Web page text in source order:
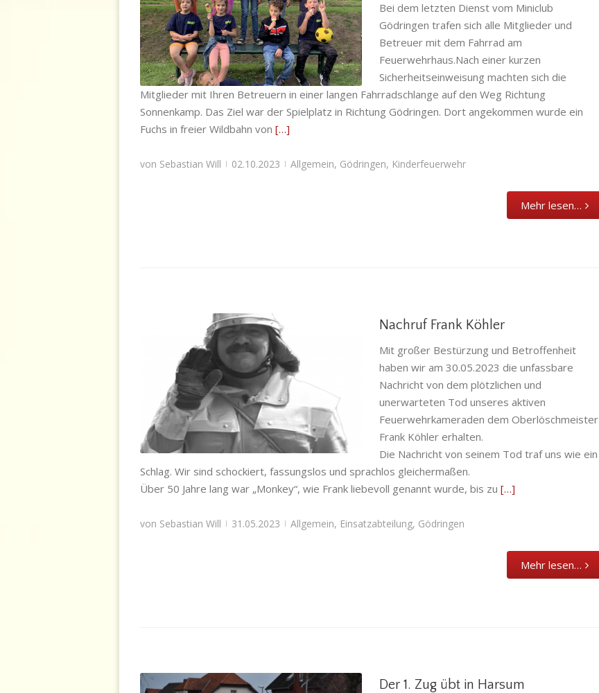
Miniclub Gödringen macht einen Ausflug
Allgemein ,Gödringen,Kinderfeuerwehr
Bei dem letzten Dienst vom Miniclub
Gödringen trafen sich alle Mitglieder und
Betreuer mit dem Fahrrad am
Feuerwehrhaus.Nach einer kurzen
Sicherheitseinweisung machten sich die
Mitglieder mit Ihren Betreuern in einer langen Fahrradschlange auf den Weg Richtung
Sonnenkamp. Das Ziel war der Spielplatz in Richtung Gödringen. Dort angekommen wurde ein
Fuchs in freier Wildbahn von […]
von Sebastian Will | 02.10.2023 | Allgemein, Gödringen, Kinderfeuerwehr
Mehr lesen…
Nachruf Frank Köhler
Allgemein,Einsatzabteilung Gödringen
Nachruf Frank Köhler
Mit großer Bestürzung und Betroffenheit
haben wir am 30.05.2023 die unfassbare
Nachricht von dem plötzlichen und
unerwarteten Tod unseres aktiven
Feuerwehrkameraden dem Oberlöschmeister
Frank Köhler erhalten.
Die Nachricht von seinem Tod traf uns wie ein
Schlag. Wir sind schockiert, fassungslos und sprachlos gleichermaßen.
Über 50 Jahre lang war „Monkey“, wie Frank liebevoll genannt wurde, bis zu […]
von Sebastian Will | 31.05.2023 | Allgemein, Einsatzabteilung, Gödringen
Mehr lesen…
Der 1. Zug übt in Harsum